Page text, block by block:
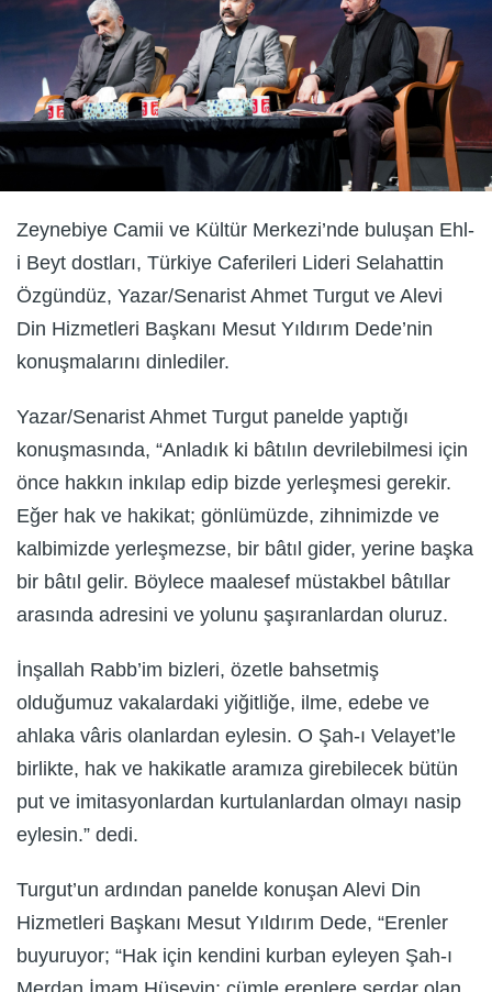
Zeynebiye Camii ve Kültür Merkezi’nde buluşan Ehl-
i Beyt dostları, Türkiye Caferileri Lideri Selahattin
Özgündüz, Yazar/Senarist Ahmet Turgut ve Alevi
Din Hizmetleri Başkanı Mesut Yıldırım Dede’nin
konuşmalarını dinlediler.
Yazar/Senarist Ahmet Turgut panelde yaptığı
konuşmasında, “Anladık ki bâtılın devrilebilmesi için
önce hakkın inkılap edip bizde yerleşmesi gerekir.
Eğer hak ve hakikat; gönlümüzde, zihnimizde ve
kalbimizde yerleşmezse, bir bâtıl gider, yerine başka
bir bâtıl gelir. Böylece maalesef müstakbel bâtıllar
arasında adresini ve yolunu şaşıranlardan oluruz.
İnşallah Rabb’im bizleri, özetle bahsetmiş
olduğumuz vakalardaki yiğitliğe, ilme, edebe ve
ahlaka vâris olanlardan eylesin. O Şah-ı Velayet’le
birlikte, hak ve hakikatle aramıza girebilecek bütün
put ve imitasyonlardan kurtulanlardan olmayı nasip
eylesin.” dedi.
Turgut’un ardından panelde konuşan Alevi Din
Hizmetleri Başkanı Mesut Yıldırım Dede, “Erenler
buyuruyor; “Hak için kendini kurban eyleyen Şah-ı